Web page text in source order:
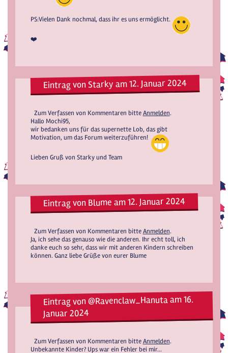
PS:Vielen Dank nochmal, dass ihr es uns ermöglicht.
❤️
Eintrag von Starky am 12. Januar 2024
Zum Verfassen von Kommentaren bitteAnmelden.
Hallo Mochi95,
wir bedanken uns für das supernette Lob, das gibt
Motivation, um das Forum weiterzuführen!
Lieben Gruß von Starky und Team
Eintrag von Blume am 12. Januar 2024
Zum Verfassen von Kommentaren bitteAnmelden.
Ja, ich sehe das genauso wie die anderen. Ihr echt toll, ich
danke euch so sehr, dass wir mit anderen Kindern schreiben
können. Ganz liebe Grüße von eurer Blume
Eintrag von @Ravenclaw_Hanuta am 16.
Januar 2024
Zum Verfassen von Kommentaren bitteAnmelden.
Unbekannte Kinder? Ups war ein Fehler bei mir...